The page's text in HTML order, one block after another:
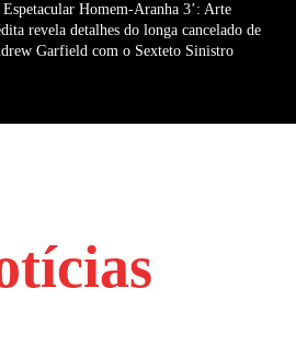
Espetacular Homem-Aranha 3’: Arte
revela detalhes do longa cancelado de
Garfield com o Sexteto Sinistro